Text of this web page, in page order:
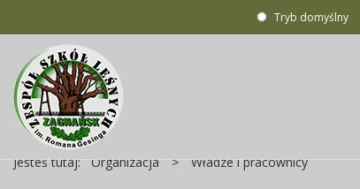
Tryb domyślny
Jesteś tutaj: Organizacja > Władze i pracownicy